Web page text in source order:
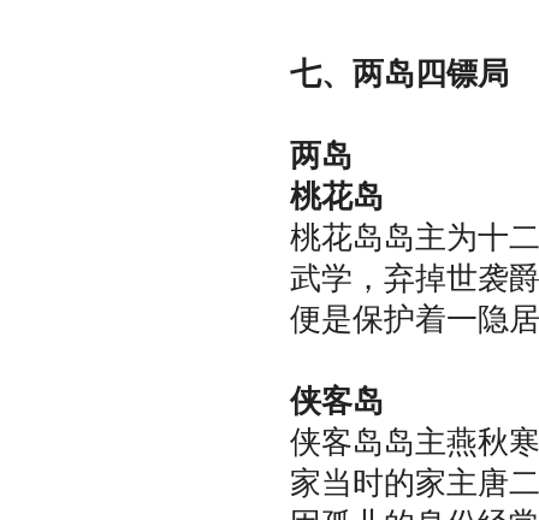
七、两岛四镖局
两岛
桃花岛
桃花岛岛主为十
武学，弃掉世袭
便是保护着一隐
侠客岛
侠客岛岛主燕秋
家当时的家主唐